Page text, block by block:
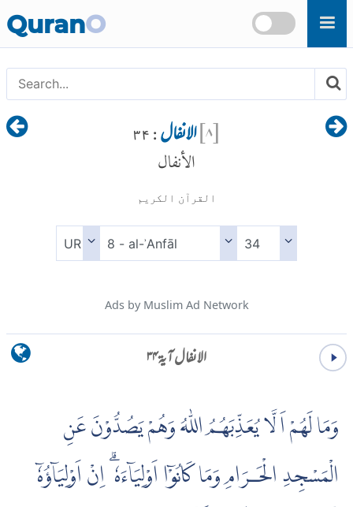
Skip to main content
QuranO
[۸]الانفال : ۳۴
الأنفال
القرآن الكريم
Ads by Muslim Ad Network
الانفال آية ۳۴
وَمَا لَهُمْ اَ لَّا يُعَذِّبَهُمُ اللّٰهُ وَهُمْ يَصُدُّوْنَ عَنِ
الْمَسْجِدِ الْحَـرَامِ وَمَا كَانُوْۤا اَوْلِيَاۤءَهٗ ۗ اِنْ اَوْلِيَاۤؤُهٗۤ